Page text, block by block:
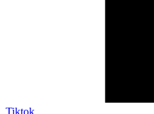
Tiktok